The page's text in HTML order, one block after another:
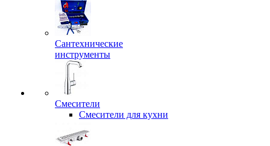
Сантехнические
инструменты
Смесители
Смесители для кухни